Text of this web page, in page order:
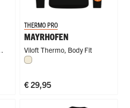
THERMO PRO
MAYRHOFEN
Viloft Thermo, Body Fit
Wolwit
€ 29,95